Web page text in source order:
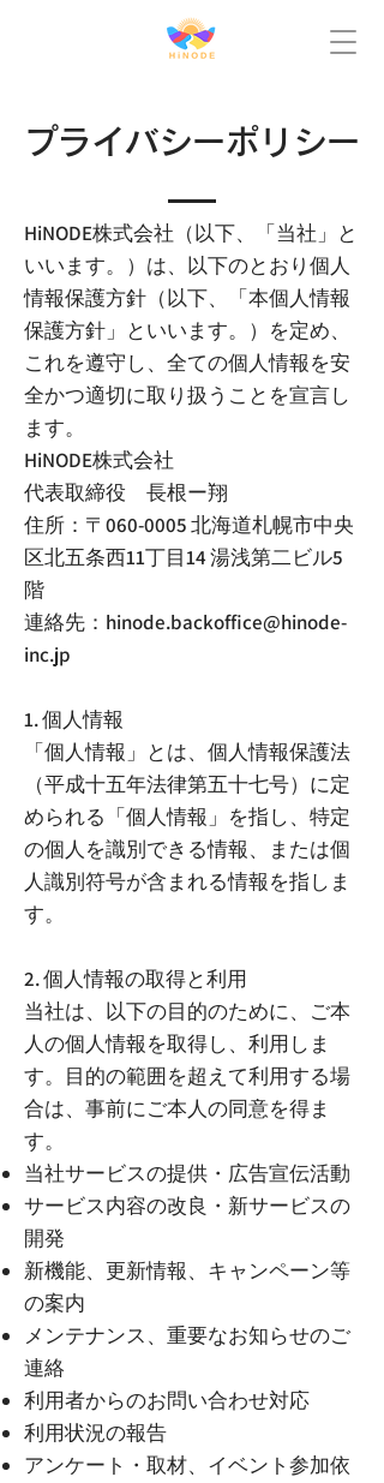
​プライバシーポリシー
HiNODE株式会社（以下、「当社」と
いいます。）は、以下のとおり個人
情報保護方針（以下、「本個人情報
保護方針」といいます。）を定め、
これを遵守し、全ての個人情報を安
全かつ適切に取り扱うことを宣言し
ます。
HiNODE株式会社
代表取締役 長根ー翔
住所：〒060-0005 北海道札幌市中央
区北五条西11丁目14 湯浅第二ビル5
階
連絡先：hinode.backoffice@hinode-
inc.jp
1. 個人情報
「個人情報」とは、個人情報保護法
（平成十五年法律第五十七号）に定
められる「個人情報」を指し、特定
の個人を識別できる情報、または個
人識別符号が含まれる情報を指しま
す。
2. 個人情報の取得と利用
当社は、以下の目的のために、ご本
人の個人情報を取得し、利用しま
す。目的の範囲を超えて利用する場
合は、事前にご本人の同意を得ま
す。
当社サービスの提供・広告宣伝活動
サービス内容の改良・新サービスの
開発
新機能、更新情報、キャンペーン等
の案内
メンテナンス、重要なお知らせのご
連絡
利用者からのお問い合わせ対応
利用状況の報告
アンケート・取材、イベント参加依